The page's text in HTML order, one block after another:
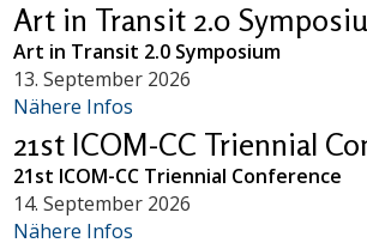
Art in Transit 2.0
Art in Transit 2.0 Symposium
13. September 2026
Nähere Infos
21st ICOM-CC Triennial
21st ICOM-CC Triennial Conference
14. September 2026
Nähere Infos